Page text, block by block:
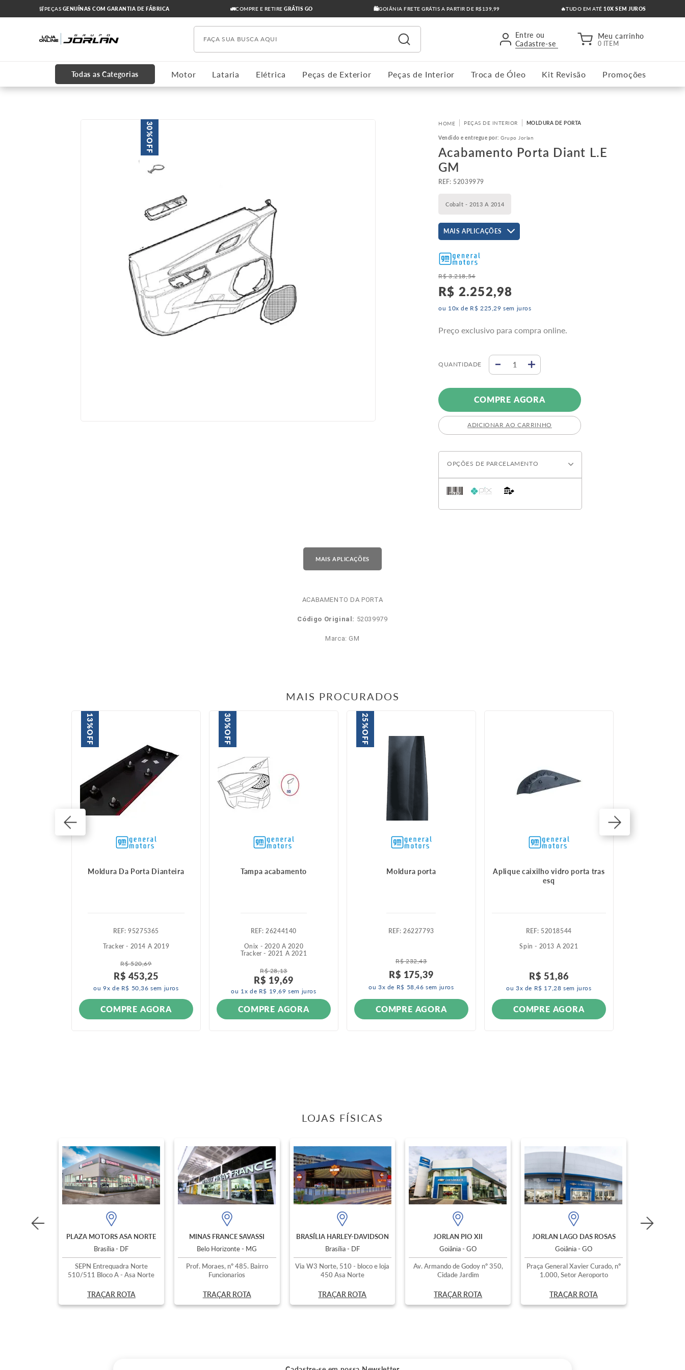
🛒PEÇAS GENUÍNAS COM GARANTIA DE FÁBRICA 🚛COMPRE E RETIREGRÁTIS GO 🛍️GOIÂNIA FRETE GRÁTIS A PARTIR DE R$139,99 🔥TUDO EM ATÉ10X SEM JUROS
Faça sua busca aqui
Entre ou
Cadastre-se
Meu carrinho
0 ITEM
Todas as Categorias Motor Lataria Elétrica Peças de Exterior Peças de Interior Troca de Óleo Kit Revisão Promoções
30%
OFF
PEÇAS DE INTERIOR MOLDURA DE PORTA
Vendido e entregue por:Grupo Jorlan
Acabamento Porta Diant L.E
GM
: 52039979
Cobalt - 2013 A 2014
MAIS APLICAÇÕES
R$ 3.218,54
R$ 2.252,98
ou 10x de R$ 225 29 sem juros
Preço exclusivo para compra online.
QUANTIDADE
COMPRE AGORA
ADICIONAR AO CARRINHO
OPÇÕES DE PARCELAMENTO
MAIS APLICAÇÕES
ACABAMENTO DA PORTA
Código Original: 52039979
Marca: GM
MAIS PROCURADOS
13%
OFF
Moldura Da Porta Dianteira
:95275365
Tracker - 2014 A 2019
R$ 520,69
R$ 453,25
ou9x de R$ 50 ,36 sem juros
COMPRE AGORA
30%
OFF
Tampa acabamento
:26244140
Onix - 2020 A 2020
Tracker - 2021 A 2021
R$ 28,13
R$ 19,69
ou 1 x de R$ 19 ,69 sem juros
COMPRE AGORA
25%
OFF
Moldura porta
:26227793
R$ 232,43
R$ 175,39
ou3x de R$ 58,46 sem juros
COMPRE AGORA
Aplique caixilho vidro porta tras
esq
: 52018544
Spin - 2013 A 2021
R$ 51,86
ou3x de R$ 17 28 sem juros
COMPRE AGORA
LOJAS FÍSICAS
PLAZA MOTORS ASA NORTE
Brasília - DF
SEPN Entrequadra Norte
510/511 Bloco A - Asa Norte
TRAÇAR ROTA
MINAS FRANCE SAVASSI
Belo Horizonte - MG
Prof. Moraes, nº 485. Bairro
Funcionarios
TRAÇAR ROTA
BRASÍLIA HARLEY-DAVIDSON
Brasília - DF
Via W3 Norte, 510 - bloco e loja
450 Asa Norte
TRAÇAR ROTA
JORLAN PIO XII
Goiânia - GO
Av. Armando de Godoy nº 350,
Cidade Jardim
TRAÇAR ROTA
JORLAN LAGO DAS ROSAS
Goiânia - GO
Praça General Xavier Curado, nº
1.000, Setor Aeroporto
TRAÇAR ROTA
1
chevrolet
2º
onix